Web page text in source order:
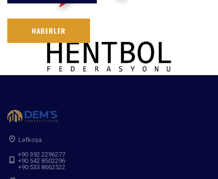
HABERLER
Lefkoşa
+90 392 2296277
+90 542 8502296
+90 533 8662522